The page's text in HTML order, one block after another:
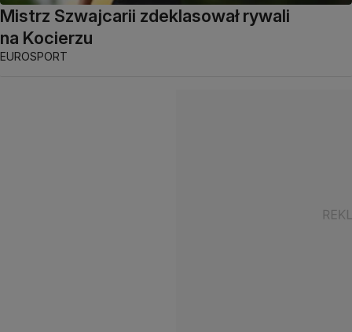
Mistrz Szwajcarii zdeklasował rywali
na Kocierzu
EUROSPORT